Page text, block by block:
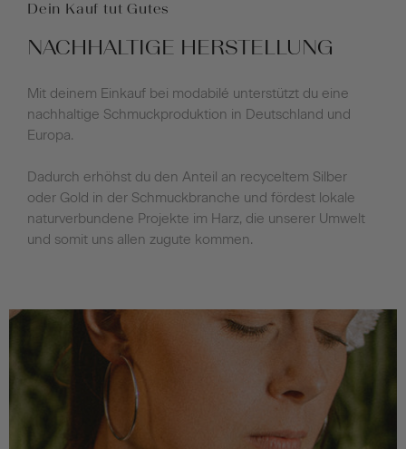
Dein Kauf tut Gutes
NACHHALTIGE HERSTELLUNG
Mit deinem Einkauf bei modabilé unterstützt du eine
nachhaltige Schmuckproduktion in Deutschland und
Europa.
Dadurch erhöhst du den Anteil an recyceltem Silber
oder Gold in der Schmuckbranche und fördest lokale
naturverbundene Projekte im Harz, die unserer Umwelt
und somit uns allen zugute kommen.